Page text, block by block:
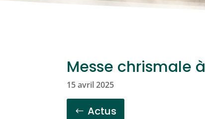
Messe chrismale
15 avril 2025
Actus